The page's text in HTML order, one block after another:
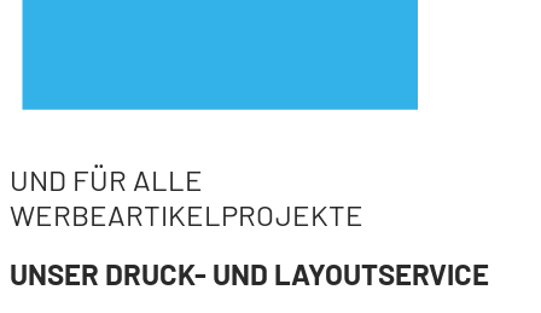
UND FÜR ALLE
WERBEARTIKELPROJEKTE
UNSER DRUCK- UND LAYOUTSERVICE